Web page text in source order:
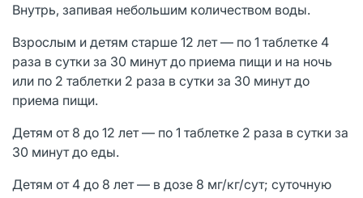
Внутрь, запивая небольшим количеством воды.
Взрослым и детям старше 12 лет — по 1 таблетке 4
раза в сутки за 30 минут до приема пищи и на ночь
или по 2 таблетки 2 раза в сутки за 30 минут до
приема пищи.
Детям от 8 до 12 лет — по 1 таблетке 2 раза в сутки за
30 минут до еды.
Детям от 4 до 8 лет — в дозе 8 мг/кг/сут; суточную